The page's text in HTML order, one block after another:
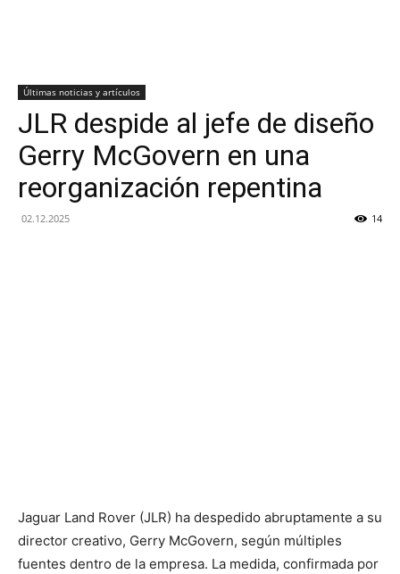
Últimas noticias y artículos
JLR despide al jefe de diseño
Gerry McGovern en una
reorganización repentina
02.12.2025 14
Jaguar Land Rover (JLR) ha despedido abruptamente a su
director creativo, Gerry McGovern, según múltiples
fuentes dentro de la empresa. La medida, confirmada por